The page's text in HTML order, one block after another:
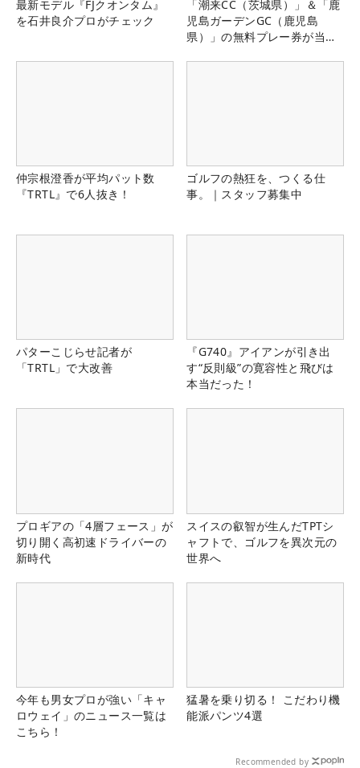
最新モデル『FJクオンタム』
を石井良介プロがチェック
「潮来CC（茨城県）」＆「鹿
児島ガーデンGC（鹿児島
県）」の無料プレー券が当た
仲宗根澄香が平均パット数
『TRTL』で6人抜き！
ゴルフの熱狂を、つくる仕
事。｜スタッフ募集中
パターこじらせ記者が
「TRTL」で大改善
『G740』アイアンが引き出
す“反則級”の寛容性と飛びは
本当だった！
プロギアの「4層フェース」が
切り開く高初速ドライバーの
新時代
スイスの叡智が生んだTPTシ
ャフトで、ゴルフを異次元の
世界へ
今年も男女プロが強い「キャ
ロウェイ」のニュース一覧は
こちら！
猛暑を乗り切る！ こだわり機
能派パンツ4選
Recommended by